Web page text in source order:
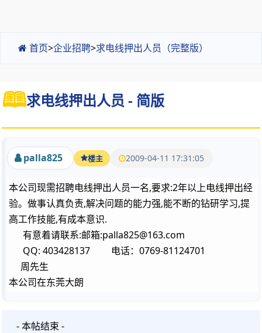
首页>企业招聘>求电线押出人员（完整版）
求电线押出人员 - 简版
palla825 楼主 2009-04-11 17:31:05
本公司现需招聘电线押出人员一名,要求:2年以上电线押出经
验。做事认真负责,解决问题的能力强,能不断的钻研学习,提
高工作技能,有成本意识.
有意着请联系:邮箱:palla825@163.com
QQ: 403428137 电话：0769-81124701
周先生
本公司在东莞大朗
- 本帖结束 -